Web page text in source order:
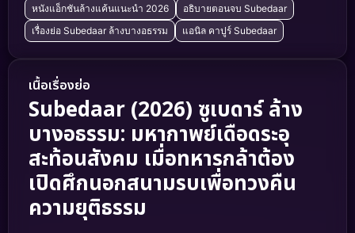
หนังแอ็กชันล้างแค้นแนะนำ 2026
อธิบายตอนจบ Subedaar
เรื่องย่อ Subedaar ล้างบางอธรรม
แอนิล คาปูร์ Subedaar
เนื้อเรื่องย่อ
Subedaar (2026) ซูเบดาร์ ล้าง
บางอธรรม: มหากาพย์เดือดระอุ
สะท้อนสังคม เมื่อทหารกล้าต้อง
เปิดศึกนอกสนามรบเพื่อทวงคืน
ความยุติธรรม